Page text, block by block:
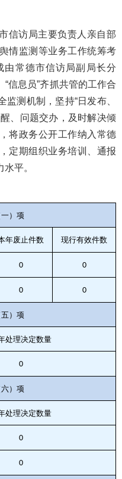
信访局主要负责人亲自部
情监测等业务工作统筹考
由常德市信访局副局长分
信息员”齐抓共管的工作合
测机制，坚持“日发布、
、问题交办，及时解决倾
将政务公开工作纳入常德
定期组织业务培训、通报
平。
）项
年废止件数 现行有效件数
0 0
0 0
）项
处理决定数量
0
）项
处理决定数量
0
0